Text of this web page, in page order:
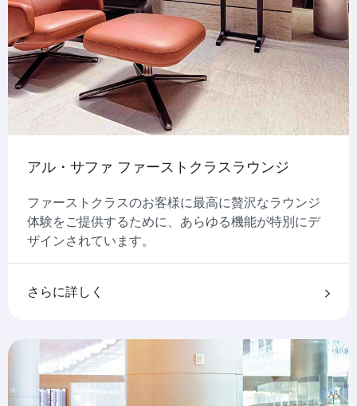
アル・サファ ファーストクラスラウンジ
ファーストクラスのお客様に最高に贅沢なラウンジ
体験をご提供するために、あらゆる機能が特別にデ
ザインされています。
さらに詳しく